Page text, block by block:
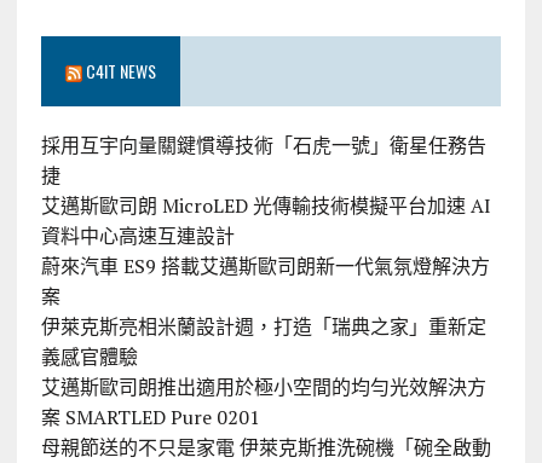
C4IT NEWS
採用互宇向量關鍵慣導技術「石虎一號」衛星任務告
捷
艾邁斯歐司朗 MicroLED 光傳輸技術模擬平台加速 AI
資料中心高速互連設計
蔚來汽車 ES9 搭載艾邁斯歐司朗新一代氣氛燈解決方
案
伊萊克斯亮相米蘭設計週，打造「瑞典之家」重新定
義感官體驗
艾邁斯歐司朗推出適用於極小空間的均勻光效解決方
案 SMARTLED Pure 0201
母親節送的不只是家電 伊萊克斯推洗碗機「碗全啟動